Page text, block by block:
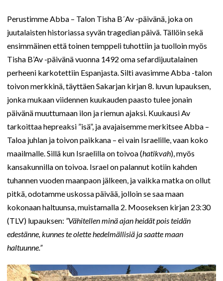
Perustimme Abba – Talon Tisha B´Av -päivänä, joka on
juutalaisten historiassa syvän tragedian päivä. Tällöin sekä
ensimmäinen että toinen temppeli tuhottiin ja tuolloin myös
Tisha B’Av -päivänä vuonna 1492 oma sefardijuutalainen
perheeni karkotettiin Espanjasta. Silti avasimme Abba -talon
toivon merkkinä, täyttäen Sakarjan kirjan 8. luvun lupauksen,
jonka mukaan viidennen kuukauden paasto tulee jonain
päivänä muuttumaan ilon ja riemun ajaksi. Kuukausi Av
tarkoittaa hepreaksi ”isä”, ja avajaisemme merkitsee Abba –
Taloa juhlan ja toivon paikkana – ei vain Israelille, vaan koko
maailmalle. Sillä kun Israelilla on toivoa (hatikvah), myös
kansakunnilla on toivoa. Israel on palannut kotiin kahden
tuhannen vuoden maanpaon jälkeen, ja vaikka matka on ollut
pitkä, odotamme uskossa päivää, jolloin se saa maan
kokonaan haltuunsa, muistamalla 2. Mooseksen kirjan 23:30
(TLV) lupauksen: ”Vähitellen minä ajan heidät pois teidän
edestänne, kunnes te olette hedelmällisiä ja saatte maan
haltuunne.”